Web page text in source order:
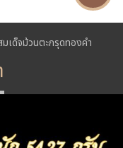
มเด็จม้วนตะกรุดทองคำ